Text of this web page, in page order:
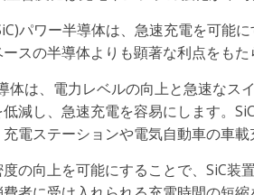
パワー半導体は、急速充電を可能
スの半導体よりも顕著な利点をもた
体は、電力レベルの向上と急速なス
減し、急速充電を容易にします。
電ステーションや電気自動車の車
の向上を可能にすることで、SiC装